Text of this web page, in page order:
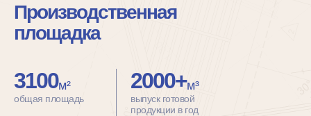
2000+м³
выпуск готовой
продукции в год
3100м²
общая площадь
Производственная
площадка